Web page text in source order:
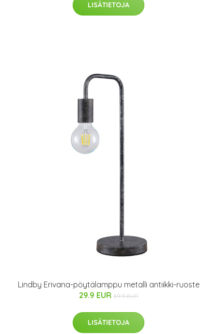
LISÄTIETOJA
Lindby Erivana-pöytälamppu metalli antiikki-ruoste
29.9 EUR 39.9 EUR
LISÄTIETOJA